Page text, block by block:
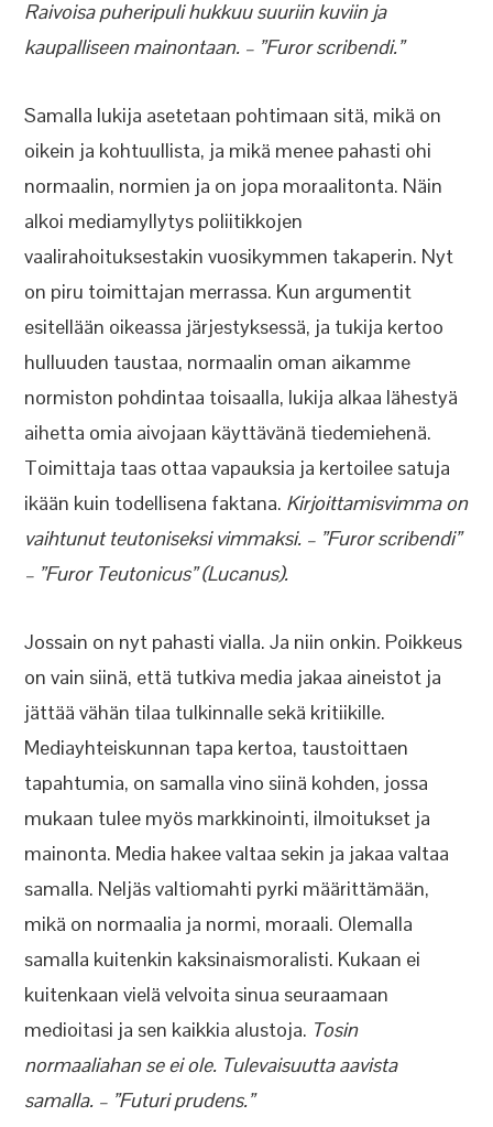
Raivoisa puheripuli hukkuu suuriin kuviin ja
kaupalliseen mainontaan. – ”Furor scribendi.”
Samalla lukija asetetaan pohtimaan sitä, mikä on
oikein ja kohtuullista, ja mikä menee pahasti ohi
normaalin, normien ja on jopa moraalitonta. Näin
alkoi mediamyllytys poliitikkojen
vaalirahoituksestakin vuosikymmen takaperin. Nyt
on piru toimittajan merrassa. Kun argumentit
esitellään oikeassa järjestyksessä, ja tukija kertoo
hulluuden taustaa, normaalin oman aikamme
normiston pohdintaa toisaalla, lukija alkaa lähestyä
aihetta omia aivojaan käyttävänä tiedemiehenä.
Toimittaja taas ottaa vapauksia ja kertoilee satuja
ikään kuin todellisena faktana. Kirjoittamisvimma on
vaihtunut teutoniseksi vimmaksi. – ”Furor scribendi”
– ”Furor Teutonicus” (Lucanus).
Jossain on nyt pahasti vialla. Ja niin onkin. Poikkeus
on vain siinä, että tutkiva media jakaa aineistot ja
jättää vähän tilaa tulkinnalle sekä kritiikille.
Mediayhteiskunnan tapa kertoa, taustoittaen
tapahtumia, on samalla vino siinä kohden, jossa
mukaan tulee myös markkinointi, ilmoitukset ja
mainonta. Media hakee valtaa sekin ja jakaa valtaa
samalla. Neljäs valtiomahti pyrki määrittämään,
mikä on normaalia ja normi, moraali. Olemalla
samalla kuitenkin kaksinaismoralisti. Kukaan ei
kuitenkaan vielä velvoita sinua seuraamaan
medioitasi ja sen kaikkia alustoja. Tosin
normaaliahan se ei ole. Tulevaisuutta aavista
samalla. – ”Futuri prudens.”